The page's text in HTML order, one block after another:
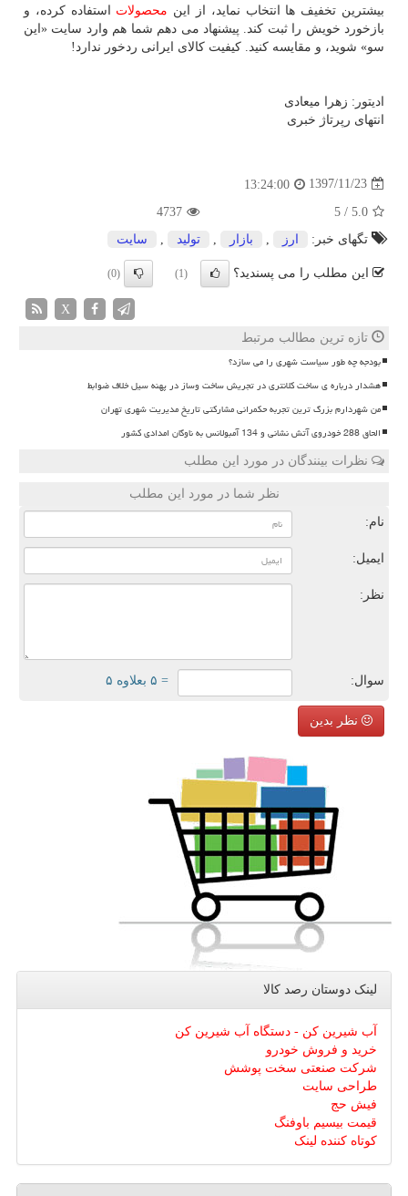
بیشترین تخفیف ها انتخاب نماید، از این محصولات استفاده كرده، و
بازخورد خویش را ثبت كند. پیشنهاد می دهم شما هم وارد سایت «این
سو» شوید، و مقایسه كنید. كیفیت كالای ایرانی ردخور ندارد!
ادیتور: زهرا میعادی
انتهای رپرتاژ خبری
1397/11/23
13:24:00
5.0
/
5
4737
تگهای خبر:
ارز بازار تولید سایت
این مطلب را می پسندید؟ (1)
(0)
X
تازه ترین مطالب مرتبط
بودجه چه طور سیاست شهری را می سازد؟
هشدار درباره ی ساخت کلانتری در تجریش ساخت وساز در پهنه سیل خلاف ضوابط
من شهردارم بزرگ ترین تجربه حکمرانی مشارکتی تاریخ مدیریت شهری تهران
الحاق 288 خودروی آتش نشانی و 134 آمبولانس به ناوگان امدادی کشور
نظرات بینندگان در مورد این مطلب
نظر شما در مورد این مطلب
نام:
ایمیل:
نظر:
سوال: = ۵ بعلاوه ۵
نظر بدین
لینک دوستان رصد كالا
آب شیرین کن - دستگاه آب شیرین کن
خرید و فروش خودرو
شرکت صنعتی سخت پوشش
طراحی سایت
فیش حج
قیمت بیسیم باوفنگ
کوتاه کننده لینک